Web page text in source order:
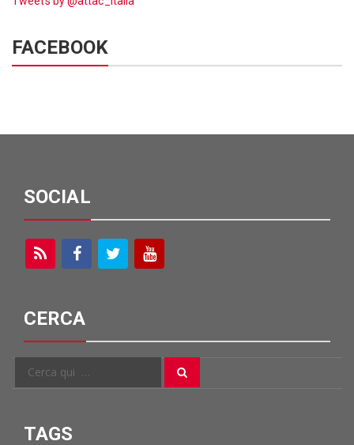
FACEBOOK
SOCIAL
CERCA
Cerca
TAGS